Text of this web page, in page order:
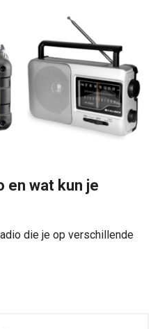
en wat kun je
die je op verschillende